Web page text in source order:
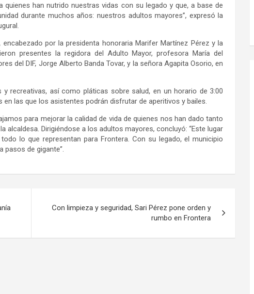
han nutrido nuestras vidas con su legado y que, a base de
durante muchos años: nuestros adultos mayores”, expresó la
por la presidenta honoraria Marifer Martínez Pérez y la
presentes la regidora del Adulto Mayor, profesora María del
del DIF, Jorge Alberto Banda Tovar, y la señora Agapita Osorio, en
recreativas, así como pláticas sobre salud, en un horario de 3:00
en las que los asistentes podrán disfrutar de aperitivos y bailes.
para mejorar la calidad de vida de quienes nos han dado tanto
alcaldesa. Dirigiéndose a los adultos mayores, concluyó: “Este lugar
lo que representan para Frontera. Con su legado, el municipio
pasos de gigante”.
Con limpieza y seguridad, Sari Pérez pone orden y
rumbo en Frontera